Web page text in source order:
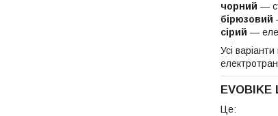
чорний —
бірюзовий
сірий —
Усі
Це: